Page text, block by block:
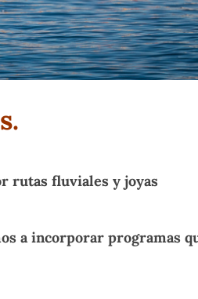
rutas fluviales y joyas
a incorporar programas